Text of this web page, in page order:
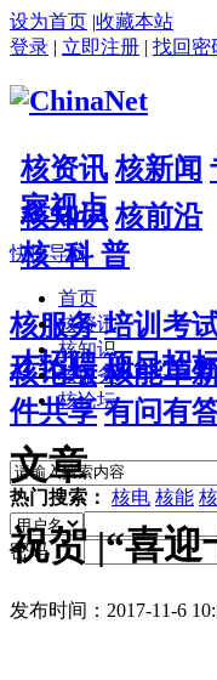
设为首页 |收藏本站
登录 | 立即注册 | 找回密
核资讯 核新闻
家视点
核知识 核前沿
核 科 普
核服务 培训考
才招聘 项目招
核论坛 核能革
件共享 有问有
热门搜索： 核电 核能
密码
快捷导航
首页
核资讯
核知识
核服务
核论坛
文章
祝贺 |“喜
发布时间：2017-11-6